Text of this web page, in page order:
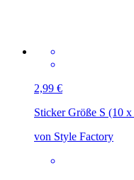
2,99 €
Sticker Größe S (10
von Style Factory